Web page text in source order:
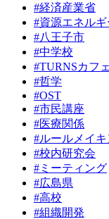
#経済産業省
#資源エネル
#八王子市
#中学校
#TURNSカフェ
#哲学
#OST
#市民講座
#医療関係
#ルールメイ
#校内研究会
#ミーティング
#広島県
#高校
#組織開発